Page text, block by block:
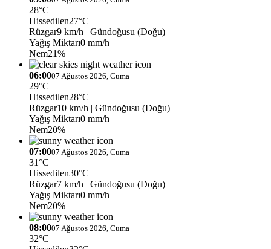
28°C
Hissedilen27°C
Rüzgar9 km/h | Gündoğusu (Doğu)
Yağış Miktarı0 mm/h
Nem21%
06:0007 Ağustos 2026, Cuma
29°C
Hissedilen28°C
Rüzgar10 km/h | Gündoğusu (Doğu)
Yağış Miktarı0 mm/h
Nem20%
07:0007 Ağustos 2026, Cuma
31°C
Hissedilen30°C
Rüzgar7 km/h | Gündoğusu (Doğu)
Yağış Miktarı0 mm/h
Nem20%
08:0007 Ağustos 2026, Cuma
32°C